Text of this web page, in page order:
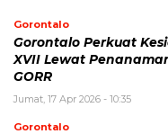
Gorontalo
Gorontalo Perkuat
XVII Lewat
GORR
Jumat, 17 Apr 2026 - 10:35
Gorontalo